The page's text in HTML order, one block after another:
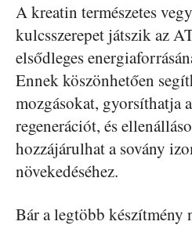
A kreatin természetes
kulcsszerepet játszik az
elsődleges
Ennek köszönhetően
mozgásokat, gyorsíthatja
regenerációt, és
hozzájárulhat a sovány
növekedéséhez.
Bár a legtöbb készítmény